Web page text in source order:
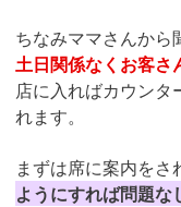
ちなみママさんから
土日関係なくお客さ
店に入ればカウンタ
れます。
まずは席に案内をさ
ようにすれば問題な